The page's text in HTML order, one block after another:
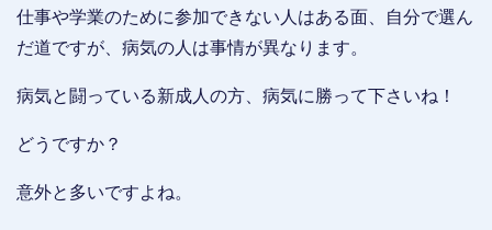
仕事や学業のために参加できない人はある面、自分で選ん
だ道ですが、病気の人は事情が異なります。
病気と闘っている新成人の方、病気に勝って下さいね！
どうですか？
意外と多いですよね。